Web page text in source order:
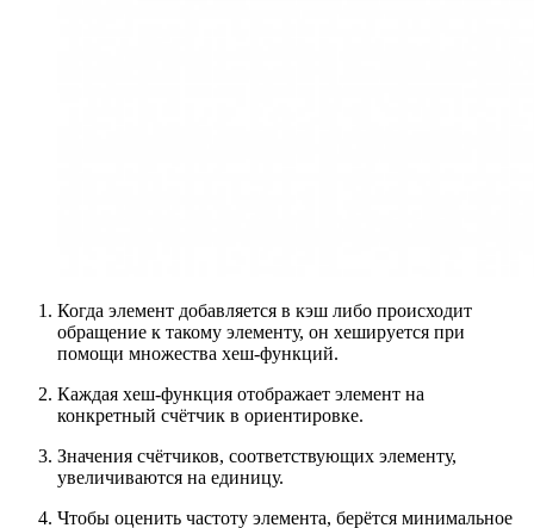
Когда элемент добавляется в кэш либо происходит
обращение к такому элементу, он хешируется при
помощи множества хеш-функций.
Каждая хеш-функция отображает элемент на
конкретный счётчик в ориентировке.
Значения счётчиков, соответствующих элементу,
увеличиваются на единицу.
Чтобы оценить частоту элемента, берётся минимальное